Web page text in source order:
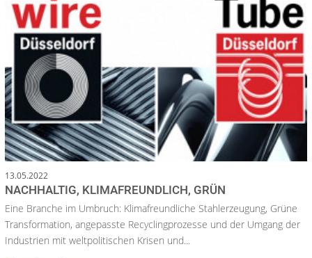
13.05.2022
NACHHALTIG, KLIMAFREUNDLICH, GRÜN
Eine Branche im Umbruch: Klimafreundliche Stahlerzeugung, Grüne
Transformation, angepasste Recyclingprozesse und der Umgang der
Industrien mit weltpolitischen Krisen und...